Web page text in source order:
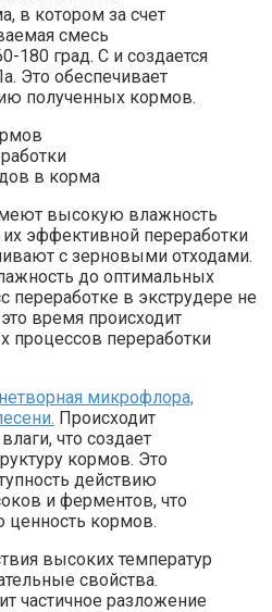
в котором за счет
смесь
180 град. С и создается
Это обеспечивает
полученных кормов.
в корма
высокую влажность
эффективной переработки
с зерновыми отходами.
до оптимальных
переработке в экструдере не
время происходит
переработки
микрофлора,
Происходит
что создает
кормов. Это
действию
и ферментов, что
кормов.
высоких температур
свойства.
частичное разложение